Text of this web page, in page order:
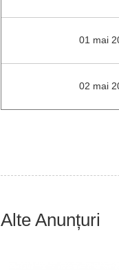
01 mai
02 mai
Alte Anunțuri